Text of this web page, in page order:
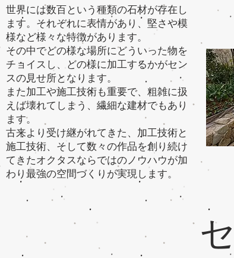
世界には数百という種類の石材が存在し
ます。それぞれに表情があり、堅さや模
様など様々な特徴があります。
その中でどの様な場所にどういった物を
チョイスし、どの様に加工するかがセン
スの見せ所となります。
また加工や施工技術も重要で、粗雑に扱
えば壊れてしまう、繊細な建材でもあり
ます。
​古来より受け継がれてきた、加工技術と
施工技術、そして数々の作品を創り続け
てきたオクタスならではのノウハウが加
わり最強の空間づくりが実現します。